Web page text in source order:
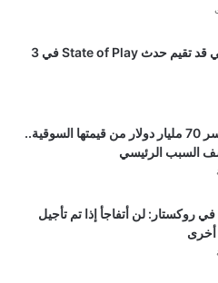
شائعة: سوني قد تقيم حدث State of Play في 3
Roblox تخسر 70 مليار دولار من قيمتها السوقية..
السبب الرئيسي
روكستار: لن أتفاجأ إذا تم تأجيل